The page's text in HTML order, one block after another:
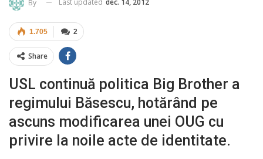
By Last updated dec. 14, 2012
2
1.705
Share
USL continuă politica Big Brother a
regimului Băsescu, hotărând pe
ascuns modificarea unei OUG cu
privire la noile acte de identitate.